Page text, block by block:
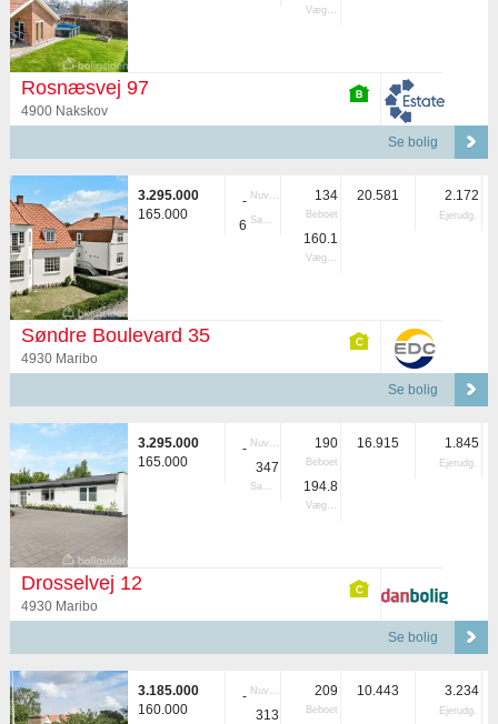
Vægtet
Rosnæsvej 97
4900 Nakskov
Se bolig
3.295.000
165.000
- Nuvær.
6 Samlet
134
Beboet
160.1
Vægtet
20.581 2.172
Ejerudg.
Søndre Boulevard 35
4930 Maribo
Se bolig
3.295.000
165.000
- Nuvær.
347
Samlet
190
Beboet
194.8
Vægtet
16.915 1.845
Ejerudg.
Drosselvej 12
4930 Maribo
Se bolig
3.185.000
160.000
- Nuvær.
313
209
Beboet
10.443 3.234
Ejerudg.